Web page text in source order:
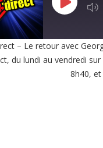
Play
Episode
– Le retour avec
du lundi au vendredi
8h40,